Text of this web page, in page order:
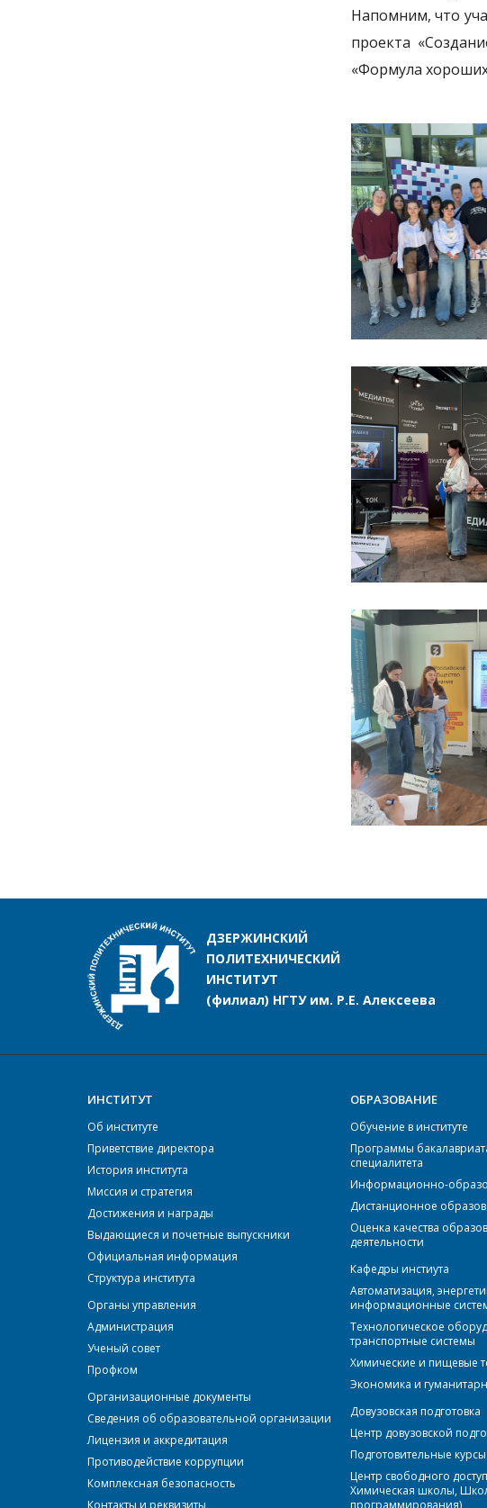
Напомним, что
проекта
«Формула
ДЗЕРЖИНСКИЙ
ПОЛИТЕХНИЧЕСКИЙ
ИНСТИТУТ
(филиал) НГТУ им. Р.Е. Алексеева
ИНСТИТУТ
Об институте
Приветствие директора
История института
Миссия и стратегия
Достижения и награды
Выдающиеся и почетные выпускники
Официальная информация
Структура института
Органы управления
Администрация
Ученый совет
Профком
Организационные документы
Сведения об образовательной организации
Лицензия и аккредитация
Противодействие коррупции
Комплексная безопасность
Контакты и реквизиты
ОБРАЗОВАНИЕ
Обучение в институте
Программы
специалитета
Информационно-
Дистанционное
Оценка качества
деятельности
Кафедры инстиута
Автоматизация,
информационные
Технологическое
транспортные системы
Химические и пищевые
Экономика и
Довузовская подготовка
Центр довузовской
Подготовительные курсы
Центр свободного
Химическая школы,
программирования)